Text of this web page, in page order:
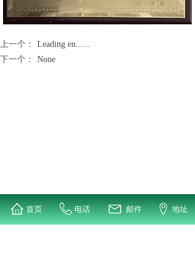
上一个：
Leading en......
下一个：
None
首页 电话 邮件 地址